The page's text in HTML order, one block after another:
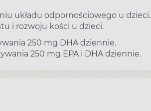
układu odpornościowego u dzieci.
i rozwoju kości u dzieci.
250 mg DHA dziennie.
250 mg EPA i DHA dziennie.